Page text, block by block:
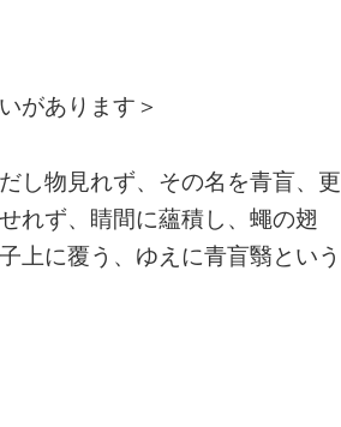
があります＞
し物見れず、その名を青盲、更
れず、睛間に蘊積し、蠅の翅
上に覆う、ゆえに青盲翳という